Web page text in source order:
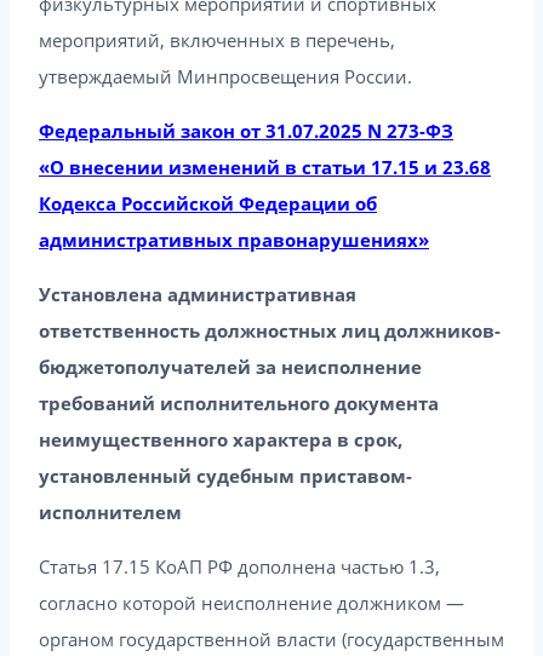
мероприятий, включенных в перечень,
утверждаемый Минпросвещения России.
Федеральный закон от 31.07.2025 N 273-ФЗ
«О внесении изменений в статьи 17.15 и 23.68
Кодекса Российской Федерации об
административных правонарушениях»
Установлена административная
ответственность должностных лиц должников-
бюджетополучателей за неисполнение
требований исполнительного документа
неимущественного характера в срок,
установленный судебным приставом-
исполнителем
Статья 17.15 КоАП РФ дополнена частью 1.3,
согласно которой неисполнение должником —
органом государственной власти (государственным